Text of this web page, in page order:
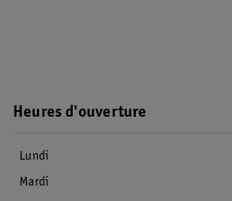
Heures d'ouverture
Lundi
Mardi